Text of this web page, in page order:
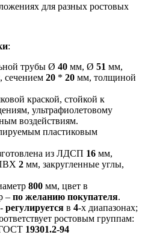
для разных ростовых
:
трубы Ø 40 мм, Ø 51 мм,
сечением 20 * 20 мм, толщиной
краской, стойкой к
ультрафиолетовому
воздействиям.
пластиковым
из ЛДСП 16 мм,
2 мм, закругленные углы,
800 мм, цвет в
– по желанию покупателя.
регулируется в 4-х диапазонах;
ростовым группам:
ГОСТ 19301.2-94